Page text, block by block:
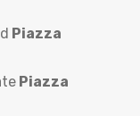
Piazza
Piazza